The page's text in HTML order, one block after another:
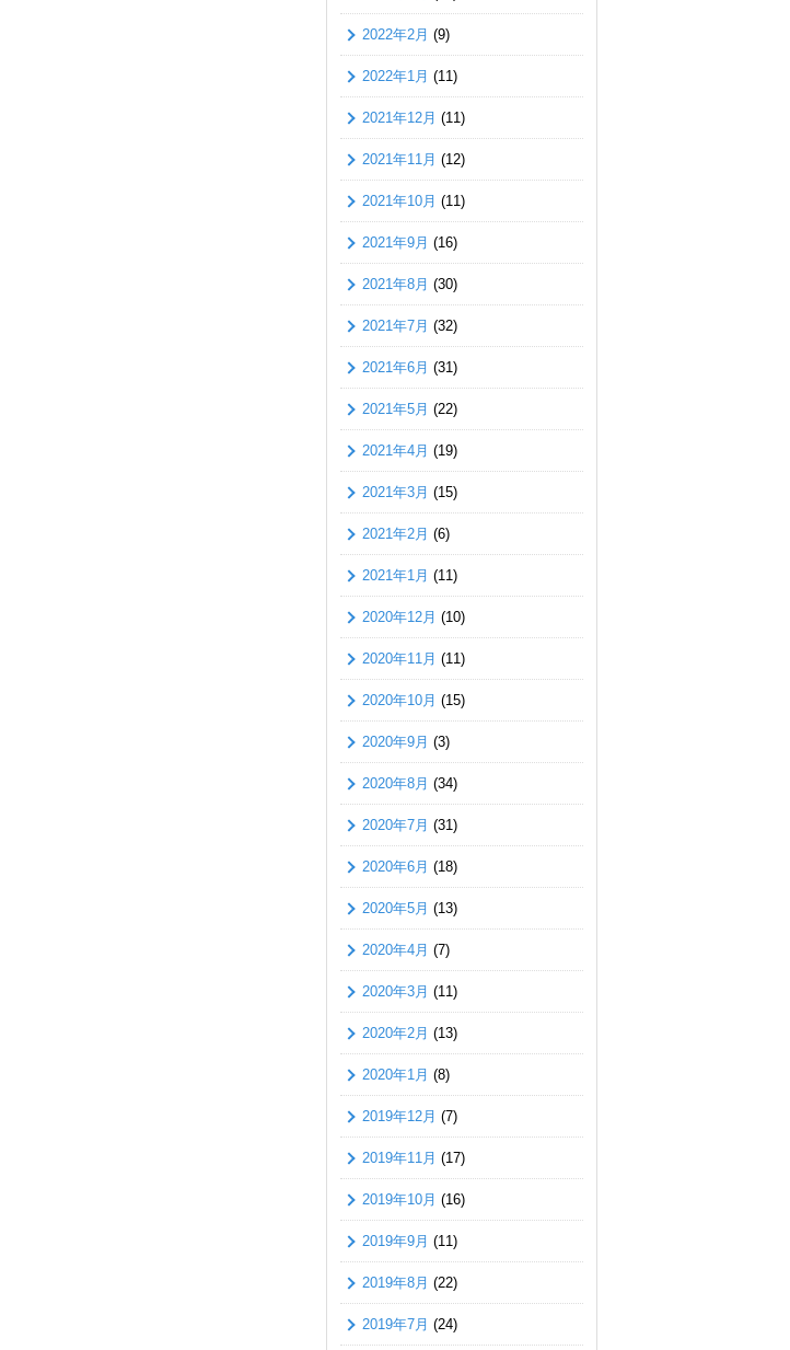
2022年2月 (9)
2022年1月 (11)
2021年12月 (11)
2021年11月 (12)
2021年10月 (11)
2021年9月 (16)
2021年8月 (30)
2021年7月 (32)
2021年6月 (31)
2021年5月 (22)
2021年4月 (19)
2021年3月 (15)
2021年2月 (6)
2021年1月 (11)
2020年12月 (10)
2020年11月 (11)
2020年10月 (15)
2020年9月 (3)
2020年8月 (34)
2020年7月 (31)
2020年6月 (18)
2020年5月 (13)
2020年4月 (7)
2020年3月 (11)
2020年2月 (13)
2020年1月 (8)
2019年12月 (7)
2019年11月 (17)
2019年10月 (16)
2019年9月 (11)
2019年8月 (22)
2019年7月 (24)